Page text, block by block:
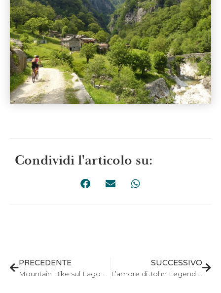
Condividi l'articolo su:
PRECEDENTE
Mountain Bike sul Lago di Como: monti di Vercana
SUCCESSIVO
L’amore di John Legend per il Lago di Como